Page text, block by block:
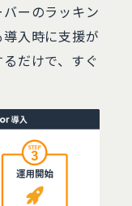
ーのラッキン
入時に支援が
だけで、すぐ